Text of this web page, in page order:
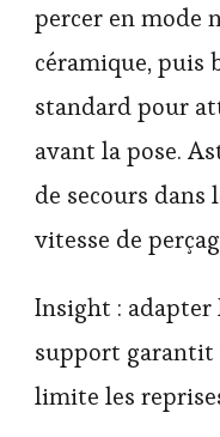
percer en mode
céramique, puis
standard pour
avant la pose.
de secours dans
vitesse de
Insight : adapter
support garantit
limite les